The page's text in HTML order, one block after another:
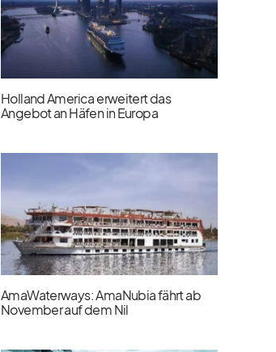
Holland America erweitert das
Angebot an Häfen in Europa
AmaWaterways: AmaNubia fährt ab
November auf dem Nil